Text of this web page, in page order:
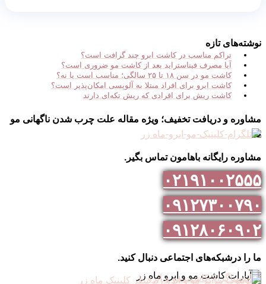
نوشته‌های تازه
تراکم مناسب در کاشت ابرو چند گرافت است؟
آیا مصرف فیناستراید بعد از کاشت مو ضروری است؟
کاشت مو در سن ۱۸ تا ۲۵ سالگی؛ مناسب است یا نه؟
کاشت ابرو برای افراد مبتلا به آلوپسی امکان‌پذیر است؟
کاشت ریش برای افرادی که ریش تکه‌ای دارند
مشاوره و دریافت تخفیف؛ ویژه مقاله علت چرب شدن ناگهانی مو
ها
مشاوره رایگانه باهامون تماس بگیر.
۰۲۱۹۱۰۰۲۵۵۵
۰۹۱۲۷۳۰۰۷۹۰
۰۹۱۲۸۰۶۰۹۰۲
ما را درشبکه‌های اجتماعی دنبال کنید.